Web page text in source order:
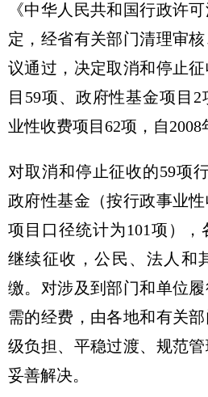
《中华人民共和国行政许
定，经省有关部门清理审
议通过，决定取消和停止
目59项、政府性基金项目
业性收费项目62项，自2008
对取消和停止征收的59项
政府性基金（按行政事业
项目口径统计为101项）
继续征收，公民、法人和
缴。对涉及到部门和单位
需的经费，由各地和有关
级负担、平稳过渡、规范管
妥善解决。